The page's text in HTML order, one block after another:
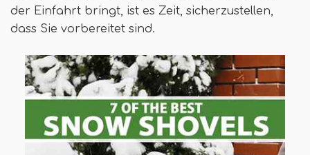
der Einfahrt bringt, ist es Zeit, sicherzustellen,
dass Sie vorbereitet sind.